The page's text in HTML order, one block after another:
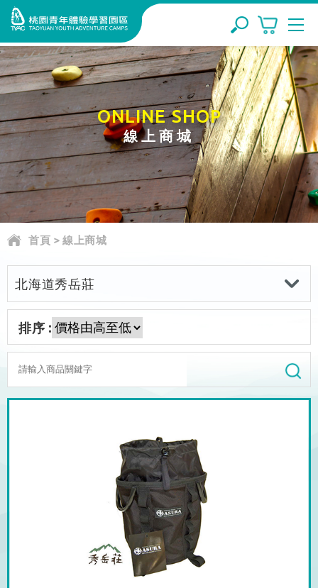
ONLINE SHOP
線上商城
首頁 > 線上商城
北海道秀岳莊
排序 :